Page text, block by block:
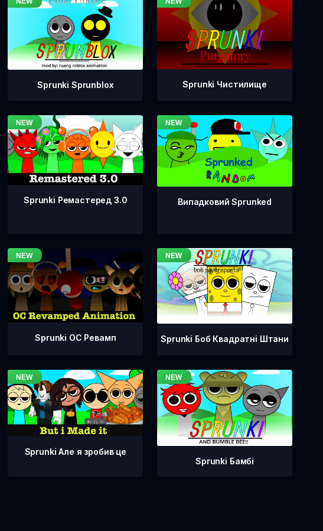
Sprunki Sprunblox Sprunki Чистилище
Sprunki Ремастеред 3.0 Випадковий Sprunked
Sprunki OC Ревамп Sprunki Боб Квадратні Штани
Sprunki Але я зробив це
Sprunki Бамбі